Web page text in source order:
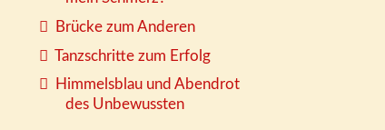
Brücke zum Anderen
Tanzschritte zum Erfolg
Himmelsblau und Abendrot
des Unbewussten